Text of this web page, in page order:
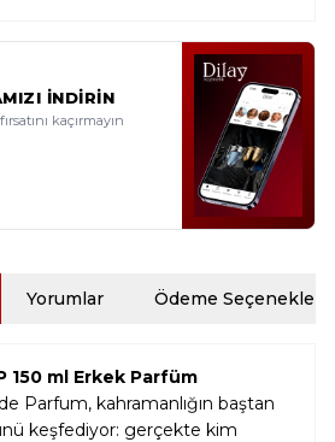
İNDİRİN
kaçırmayın
Yorumlar Ödeme Seçenekleri
150 ml Erkek Parfüm
Parfum, kahramanlığın baştan
keşfediyor: gerçekte kim